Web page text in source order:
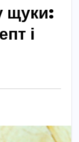
щуки:
і